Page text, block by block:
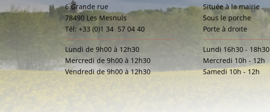
6 Grande rue
78490 Les Mesnuls
Tél: +33 (0)1 34 57 04 40
Lundi de 9h00 à 12h30
Mercredi de 9h00 à 12h30
Vendredi de 9h00 à 12h30
Située à la mairie
Sous le porche
Porte à droite
Lundi 16h30 - 18h30
Mercredi 10h - 12h
Samedi 10h - 12h